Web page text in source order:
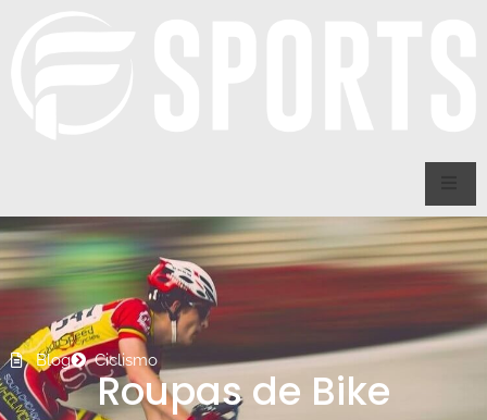
Blog Ciclismo
Roupas de Bike